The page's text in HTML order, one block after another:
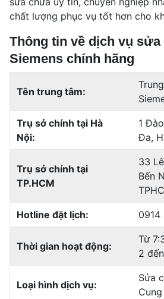
chất lượng phục vụ tốt hơn cho
Thông tin về dịch vụ sửa
Siemens chính hãng
Tên trung tâm:
Trụ sở chính tại Hà
Nội:
1
Đa,
Trụ sở chính tại
TP.HCM
33
Bến
Hotline đặt lịch:
Thời gian hoạt động:
Từ
2
Loại hình dịch vụ:
Sửa